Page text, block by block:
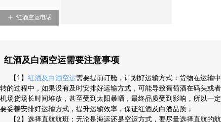
ꄸ 红酒空运电话
红酒及白酒空运需要注意事项
【1】 红酒及白酒空运需要提前订舱，计划好运输方式：货物在运输中
转的过程中，如果没有及时安排好运输方式，可能导致葡萄酒在码头或者
机场货场长时间堆放，甚至受到太阳暴晒，最终品质受到影响，所以一定
要妥善安排好运输方式，提升运输效率，保证红酒及白酒品质；
【2】选择直航航班：无论是海运还是空运方式，要尽量选择直航的航